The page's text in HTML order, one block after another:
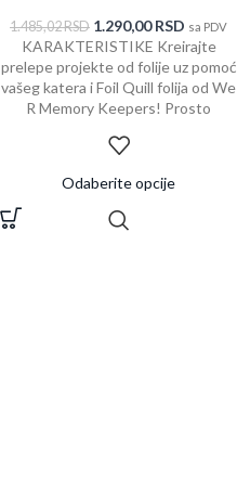
1.485,02RSD 1.290,00RSD sa PDV
KARAKTERISTIKE Kreirajte
prelepe projekte od folije uz pomoć
vašeg katera i Foil Quill folija od We
R Memory Keepers! Prosto
Odaberite opcije